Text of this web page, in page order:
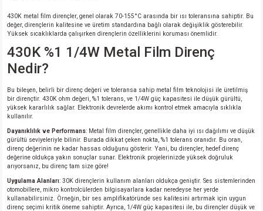
430K metal film dirençler, genel olarak 70-155°C arasında bir ısı toleransına sahiptir. Bu
değer, dirençlerin kalitesine ve üretim standardına bağlı olarak değişiklik gösterebilir.
Yüksek sıcaklıklarda çalışırken dirençlerin özelliklerini koruması önemlidir.
430K %1 1/4W Metal Film Direnç
Nedir?
Bu bileşen, belirli bir direnç değeri ve toleransa sahip metal film teknolojisi ile üretilmiş
bir dirençtir. 430K ohm değeri, %1 tolerans, ve 1/4W güç kapasitesi ile düşük gürültü,
yüksek kararlılık sağlar. Elektronik devrelerde akımı kontrol etmek amacıyla sıklıkla
kullanılır.
Dayanıklılık ve Performans: Metal film dirençler, genellikle daha iyi ısı dağılımı ve düşük
gürültü seviyeleriyle bilinir. Burada dikkat çeken nokta, %1 tolerans oranıdır. Bu oran,
direnç değerinin ne kadar hassas olduğunu gösterir. Yani, bu dirençler, hedef direnç
değerine oldukça yakın sonuçlar sunar. Elektronik projelerinizde yüksek doğruluk
arıyorsanız, bu direnç tam size göre!
Uygulama Alanları: 30K dirençlerin kullanım alanları oldukça geniştir. Ses sistemlerinden
otomobillere, mikro kontrolcülerden bilgisayarlara kadar neredeyse her yerde
kullanabilirsiniz. Örneğin, bir ses amplifikatöründe ses kalitesini artırmak için uygun
direnç seçimi kritik öneme sahiptir. Ayrıca, 1/4W güç kapasitesi ile, bu dirençler düşük ve